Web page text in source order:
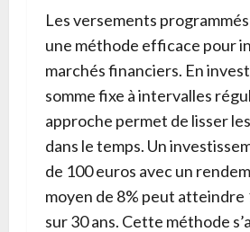
Les versements
une méthode efficace pour
marchés financiers. En
somme fixe à intervalles
approche permet de lisser
dans le temps. Un
de 100 euros avec un
moyen de 8% peut atteindre
sur 30 ans. Cette méthode